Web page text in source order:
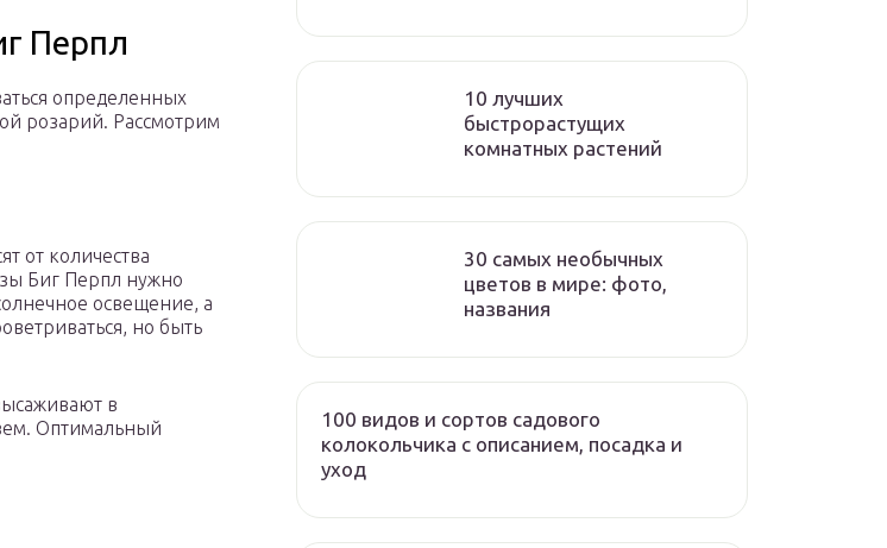
Перпл
определенных
розарий. Рассмотрим
от количества
Биг Перпл нужно
освещение, а
но быть
в
Оптимальный
10 лучших
быстрорастущих
комнатных растений
30 самых необычных
цветов в мире: фото,
названия
100 видов и сортов садового
колокольчика с описанием, посадка и
уход